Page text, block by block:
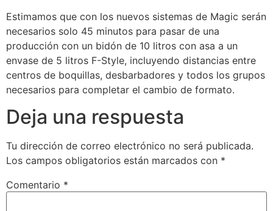
Estimamos que con los nuevos sistemas de Magic serán
necesarios solo 45 minutos para pasar de una
producción con un bidón de 10 litros con asa a un
envase de 5 litros F-Style, incluyendo distancias entre
centros de boquillas, desbarbadores y todos los grupos
necesarios para completar el cambio de formato.
Deja una respuesta
Tu dirección de correo electrónico no será publicada.
Los campos obligatorios están marcados con *
Comentario *